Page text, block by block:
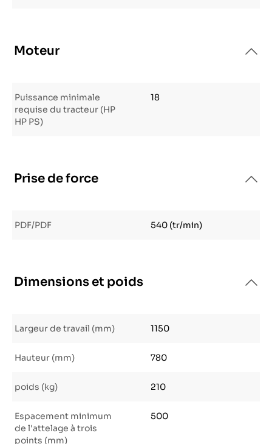
Moteur
Puissance minimale
requise du tracteur (HP
HP PS)
18
Prise de force
PDF/PDF 540 (tr/min)
Dimensions et poids
Largeur de travail (mm) 1150
Hauteur (mm) 780
poids (kg) 210
Espacement minimum
de l'attelage à trois
points (mm)
500